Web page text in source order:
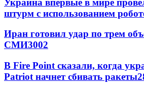
штурм с использованием
Иран готовил удар по трем
СМИ3002
В Fire Point сказали, когда
Patriot начнет сбивать ракеты